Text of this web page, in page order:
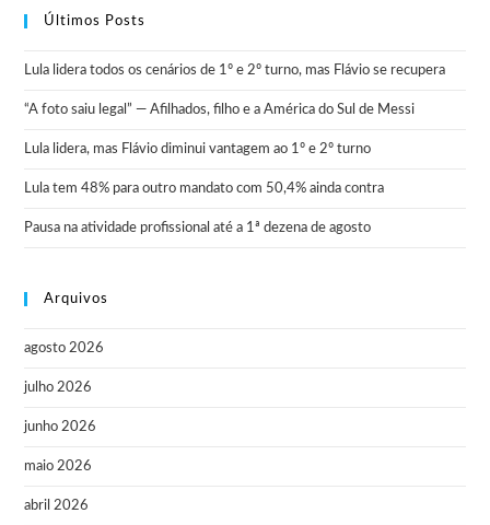
Últimos Posts
Lula lidera todos os cenários de 1º e 2º turno, mas Flávio se recupera
“A foto saiu legal” — Afilhados, filho e a América do Sul de Messi
Lula lidera, mas Flávio diminui vantagem ao 1º e 2º turno
Lula tem 48% para outro mandato com 50,4% ainda contra
Pausa na atividade profissional até a 1ª dezena de agosto
Arquivos
agosto 2026
julho 2026
junho 2026
maio 2026
abril 2026